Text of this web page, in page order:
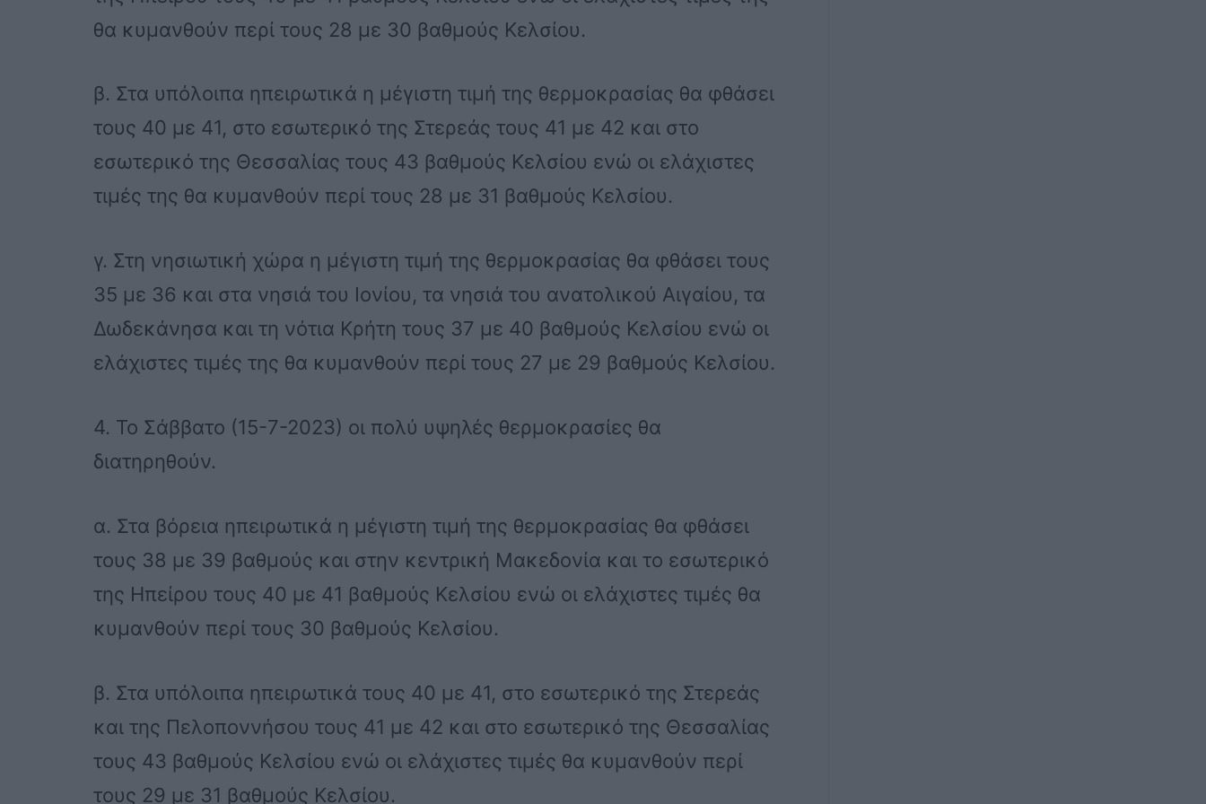
θα κυμανθούν περί τους 28 με 30 βαθμούς Κελσίου.
β. Στα υπόλοιπα ηπειρωτικά η μέγιστη τιμή της θερμοκρασίας θα φθάσει
τους 40 με 41, στο εσωτερικό της Στερεάς τους 41 με 42 και στο
εσωτερικό της Θεσσαλίας τους 43 βαθμούς Κελσίου ενώ οι ελάχιστες
τιμές της θα κυμανθούν περί τους 28 με 31 βαθμούς Κελσίου.
γ. Στη νησιωτική χώρα η μέγιστη τιμή της θερμοκρασίας θα φθάσει τους
35 με 36 και στα νησιά του Ιονίου, τα νησιά του ανατολικού Αιγαίου, τα
Δωδεκάνησα και τη νότια Κρήτη τους 37 με 40 βαθμούς Κελσίου ενώ οι
ελάχιστες τιμές της θα κυμανθούν περί τους 27 με 29 βαθμούς Κελσίου.
4. Το Σάββατο (15-7-2023) οι πολύ υψηλές θερμοκρασίες θα
διατηρηθούν.
α. Στα βόρεια ηπειρωτικά η μέγιστη τιμή της θερμοκρασίας θα φθάσει
τους 38 με 39 βαθμούς και στην κεντρική Μακεδονία και το εσωτερικό
της Ηπείρου τους 40 με 41 βαθμούς Κελσίου ενώ οι ελάχιστες τιμές θα
κυμανθούν περί τους 30 βαθμούς Κελσίου.
β. Στα υπόλοιπα ηπειρωτικά τους 40 με 41, στο εσωτερικό της Στερεάς
και της Πελοποννήσου τους 41 με 42 και στο εσωτερικό της Θεσσαλίας
τους 43 βαθμούς Κελσίου ενώ οι ελάχιστες τιμές θα κυμανθούν περί
τους 29 με 31 βαθμούς Κελσίου.